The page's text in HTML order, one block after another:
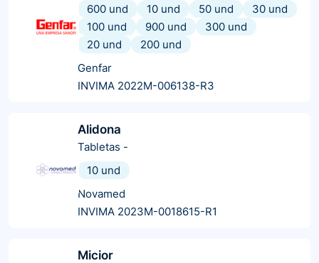
600 und
10 und 50 und
30 und
100 und
900 und
300 und
20 und
200 und
Genfar
INVIMA 2022M-006138-R3
Alidona
Tabletas -
10 und
Novamed
INVIMA 2023M-0018615-R1
Micior